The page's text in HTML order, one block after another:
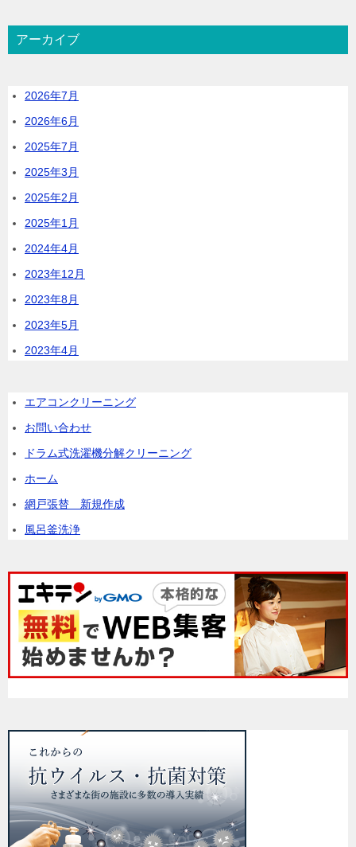
アーカイブ
2026年7月
2026年6月
2025年7月
2025年3月
2025年2月
2025年1月
2024年4月
2023年12月
2023年8月
2023年5月
2023年4月
エアコンクリーニング
お問い合わせ
ドラム式洗濯機分解クリーニング
ホーム
網戸張替 新規作成
風呂釜洗浄